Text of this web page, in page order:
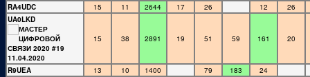
RA4UDC
15 11 2644 17 26 12
26
UA0LKD
15
38 2891 19 51 59 161 20
R9UEA 13 10 1400 79 183
24